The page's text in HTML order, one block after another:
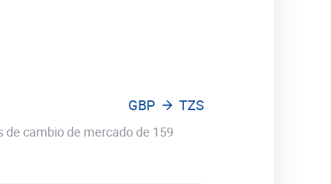
GBP TZS
cambio de mercado de 159